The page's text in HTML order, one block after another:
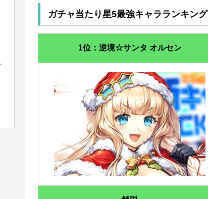
ガチャ当たり星5最強キャラランキング
1位：逆境☆サンタ オルセン